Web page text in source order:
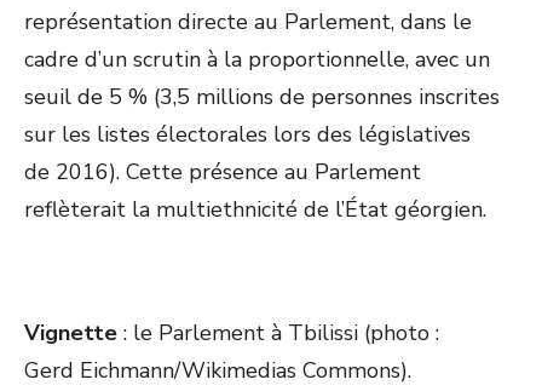
représentation directe au Parlement, dans le
cadre d’un scrutin à la proportionnelle, avec un
seuil de 5 % (3,5 millions de personnes inscrites
sur les listes électorales lors des législatives
de 2016). Cette présence au Parlement
reflèterait la multiethnicité de l’État géorgien.
Vignette : le Parlement à Tbilissi (photo :
Gerd Eichmann/Wikimedias Commons).